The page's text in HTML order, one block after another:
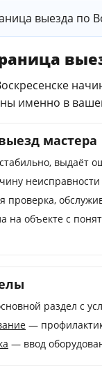
выезда по
именно в
мастера
выдаёт
проверка,
на объекте с
раздел с
—
— ввод